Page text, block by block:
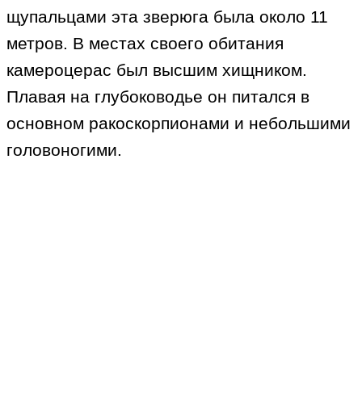
щупальцами эта зверюга была около 11
метров. В местах своего обитания
камероцерас был высшим хищником.
Плавая на глубоководье он питался в
основном ракоскорпионами и небольшими
головоногими.